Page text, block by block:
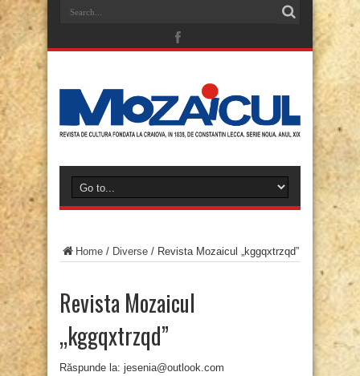
Home / Diverse / Revista Mozaicul „kggqxtrzqd”
Revista Mozaicul
„kggqxtrzqd”
Răspunde la: jesenia@outlook.com